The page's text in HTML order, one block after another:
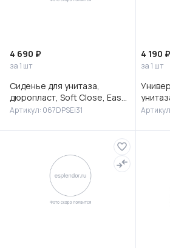
4 690 ₽
за 1 шт
Сиденье для унитаза,
дюропласт, Soft Close, Easy
Fix, IDDIS, 067DPSEi31
Артикул: 067DPSEi31
4 190 ₽
за 1 шт
Soft